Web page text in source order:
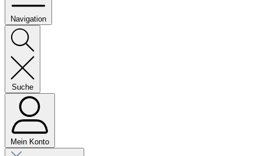
Navigation
Suche
Mein Konto